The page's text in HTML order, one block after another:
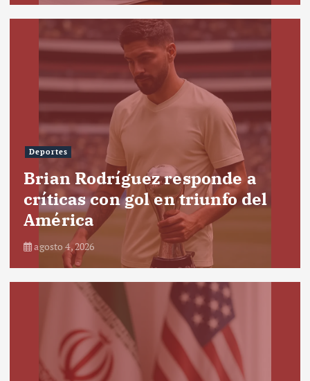
Deportes
Brian Rodríguez responde a
críticas con gol en triunfo del
América
agosto 4, 2026